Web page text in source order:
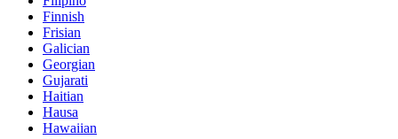
Finnish
Frisian
Galician
Georgian
Gujarati
Haitian
Hausa
Hawaiian